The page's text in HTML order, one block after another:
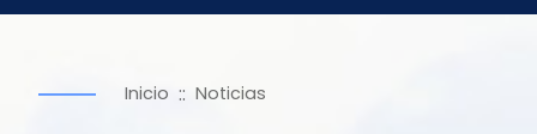
Inicio :: Noticias